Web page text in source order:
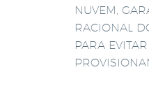
NUVEM,
RACIONAL
PARA